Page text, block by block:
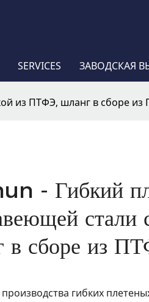
SERVICES ЗАВОДСКАЯ
из ПТФЭ, шланг в сборе из
- Гибкий
стали
в сборе из
производства гибких